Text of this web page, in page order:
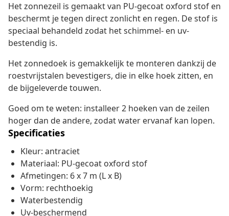
Het zonnezeil is gemaakt van PU-gecoat oxford stof en
beschermt je tegen direct zonlicht en regen. De stof is
speciaal behandeld zodat het schimmel- en uv-
bestendig is.
Het zonnedoek is gemakkelijk te monteren dankzij de
roestvrijstalen bevestigers, die in elke hoek zitten, en
de bijgeleverde touwen.
Goed om te weten: installeer 2 hoeken van de zeilen
hoger dan de andere, zodat water ervanaf kan lopen.
Specificaties
Kleur: antraciet
Materiaal: PU-gecoat oxford stof
Afmetingen: 6 x 7 m (L x B)
Vorm: rechthoekig
Waterbestendig
Uv-beschermend